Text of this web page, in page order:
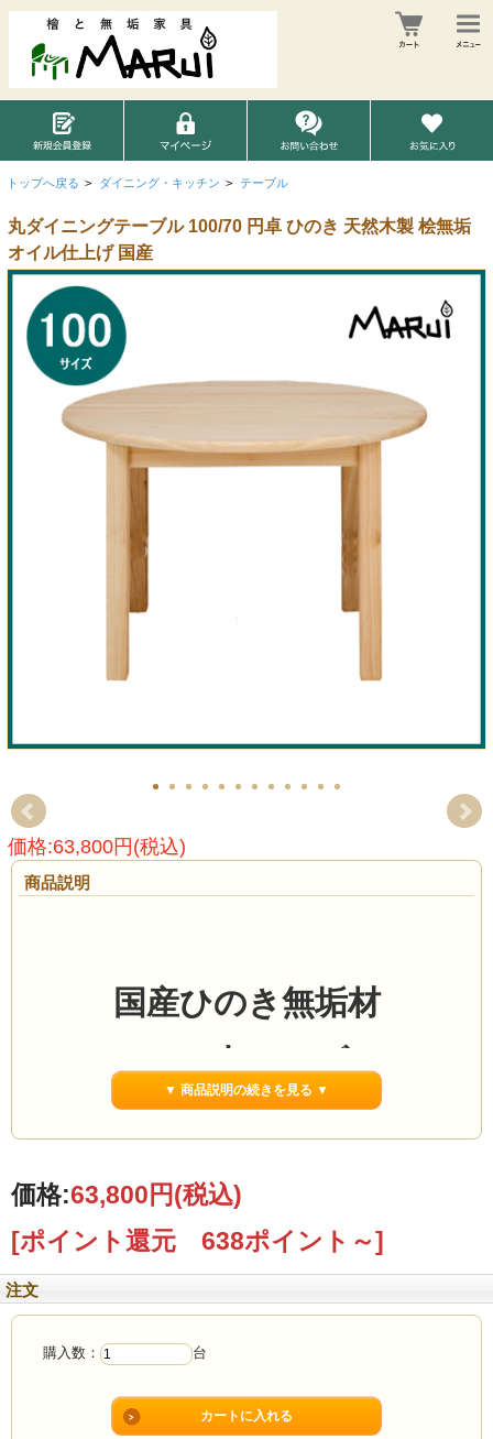
トップへ戻る > ダイニング・キッチン > テーブル
丸ダイニングテーブル 100/70 円卓 ひのき 天然木製 桧無垢
オイル仕上げ 国産
価格:63,800円(税込)
商品説明
国産ひのき無垢材
100cm丸テーブル
幅75〜120cmまで
1cm単位でサイズオーダー可能
こんなお悩みありませんか？
▼ 商品説明の続きを見る ▼
価格:63,800円(税込)
[ポイント還元 638ポイント～]
注文
購入数： 台